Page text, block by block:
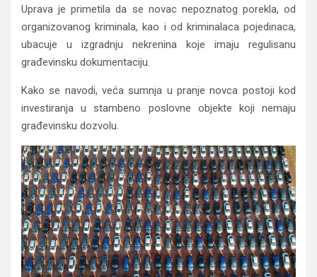
Uprava je primetila da se novac nepoznatog porekla, od
organizovanog kriminala, kao i od kriminalaca pojedinaca,
ubacuje u izgradnju nekrenina koje imaju regulisanu
građevinsku dokumentaciju.
Kako se navodi, veća sumnja u pranje novca postoji kod
investiranja u stambeno poslovne objekte koji nemaju
građevinsku dozvolu.